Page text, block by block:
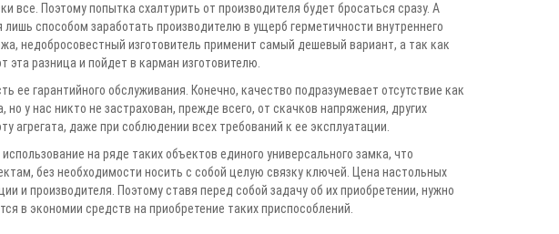
все. Поэтому попытка схалтурить от производителя будет бросаться сразу. А
способом заработать производителю в ущерб герметичности внутреннего
недобросовестный изготовитель применит самый дешевый вариант, а так как
разница и пойдет в карман изготовителю.
ее гарантийного обслуживания. Конечно, качество подразумевает отсутствие как
у нас никто не застрахован, прежде всего, от скачков напряжения, других
агрегата, даже при соблюдении всех требований к ее эксплуатации.
на ряде таких объектов единого универсального замка, что
без необходимости носить с собой целую связку ключей. Цена настольных
и производителя. Поэтому ставя перед собой задачу об их приобретении, нужно
в экономии средств на приобретение таких приспособлений.